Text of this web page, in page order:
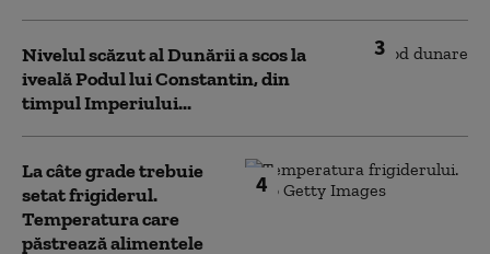
3
Nivelul scăzut al Dunării a scos la
iveală Podul lui Constantin, din
timpul Imperiului...
4
La câte grade trebuie
setat frigiderul.
Temperatura care
păstrează alimentele